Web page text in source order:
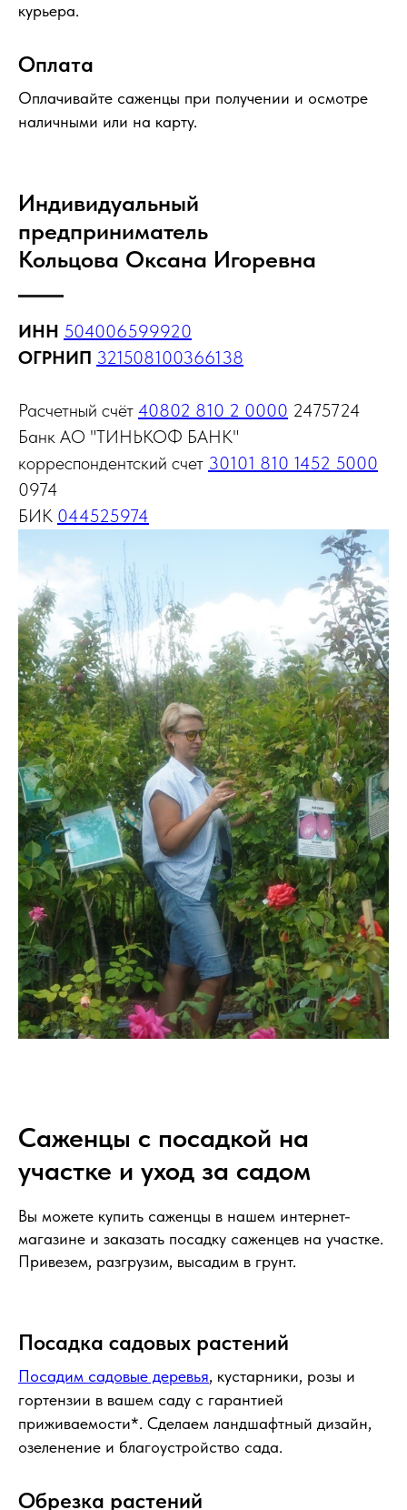
курьера.
Оплата
Оплачивайте саженцы при получении и осмотре
наличными или на карту.
Индивидуальный
предприниматель
Кольцова Оксана Игоревна
ИНН 504006599920
ОГРНИП 321508100366138
Расчетный счёт 40802 810 2 0000 2475724
Банк АО "ТИНЬКОФ БАНК"
корреспондентский счет 30101 810 1452 5000
0974
БИК 044525974
Саженцы с посадкой на
участке и уход за садом
Вы можете купить саженцы в нашем интернет-
магазине и заказать посадку саженцев на участке.
Привезем, разгрузим, высадим в грунт.
Посадка садовых растений
Посадим садовые деревья, кустарники, розы и
гортензии в вашем саду с гарантией
приживаемости*. Сделаем ландшафтный дизайн,
озеленение и благоустройство сада.
Обрезка растений